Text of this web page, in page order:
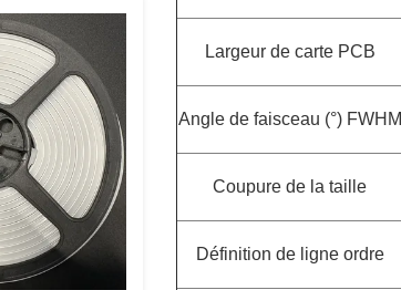
Largeur de carte PCB
Angle de faisceau (°) FWHM
Coupure de la taille
Définition de ligne ordre